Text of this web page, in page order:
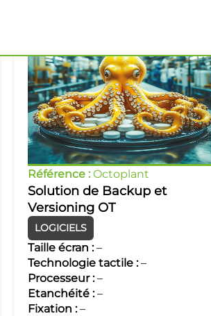
Référence : Octoplant
Solution de Backup et
Versioning OT
LOGICIELS
Taille écran :–
Technologie tactile :–
Processeur :–
Etanchéité :–
Fixation :–